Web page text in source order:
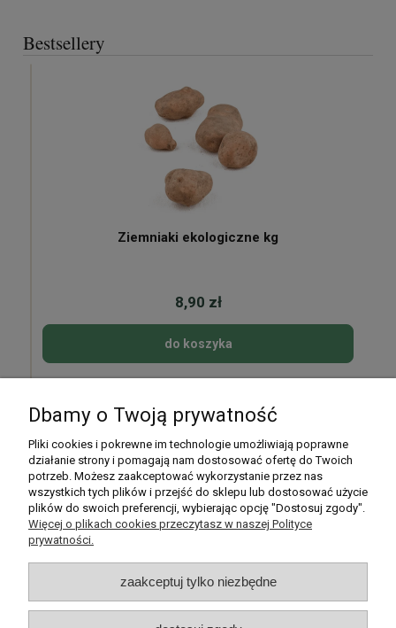
Bestsellery
Ziemniaki ekologiczne kg
8,90 zł
do koszyka
Moje konto
Płatności i dostawa
Informacje
O nas
Dbamy o Twoją prywatność
Pliki cookies i pokrewne im technologie umożliwiają poprawne
działanie strony i pomagają nam dostosować ofertę do Twoich
potrzeb. Możesz zaakceptować wykorzystanie przez nas
wszystkich tych plików i przejść do sklepu lub dostosować użycie
plików do swoich preferencji, wybierając opcję "Dostosuj zgody".
Więcej o plikach cookies przeczytasz w naszej Polityce
prywatności.
zaakceptuj tylko niezbędne